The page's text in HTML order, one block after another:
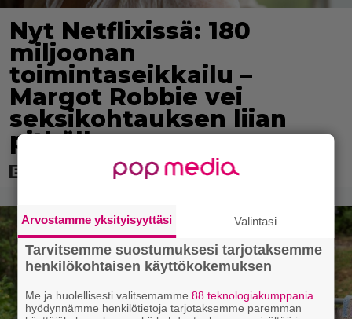
Nyt Netflixissä: 180
miljoonan
toimintaseikkailu –
Margot Robbie vei
seksikohtauksen liian
pitkälle
Arvostamme yksityisyyttäsi Valintasi
Tarvitsemme suostumuksesi tarjotaksemme
henkilökohtaisen käyttökokemuksen
Me ja huolellisesti valitsemamme88 teknologiakumppania
hyödynnämme henkilötietoja tarjotaksemme paremman